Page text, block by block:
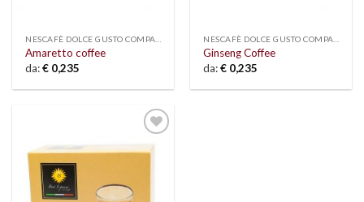
NESCAFÈ DOLCE GUSTO COMPATIBLE
Amaretto coffee
da:€ 0,235
NESCAFÈ DOLCE GUSTO COMPATIBLE
Ginseng Coffee
da:€ 0,235
Add to
wishlist